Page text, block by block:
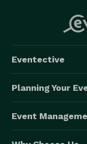
sizes, but you can
Eventective
Planning Your
Event